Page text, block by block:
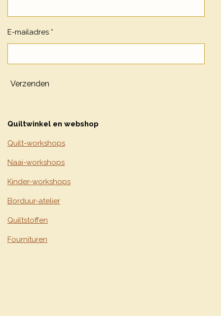
E-mailadres *
Verzenden
Quiltwinkel en webshop
Quilt-workshops
Naai-workshops
Kinder-workshops
Borduur-atelier
Quiltstoffen
Fournituren